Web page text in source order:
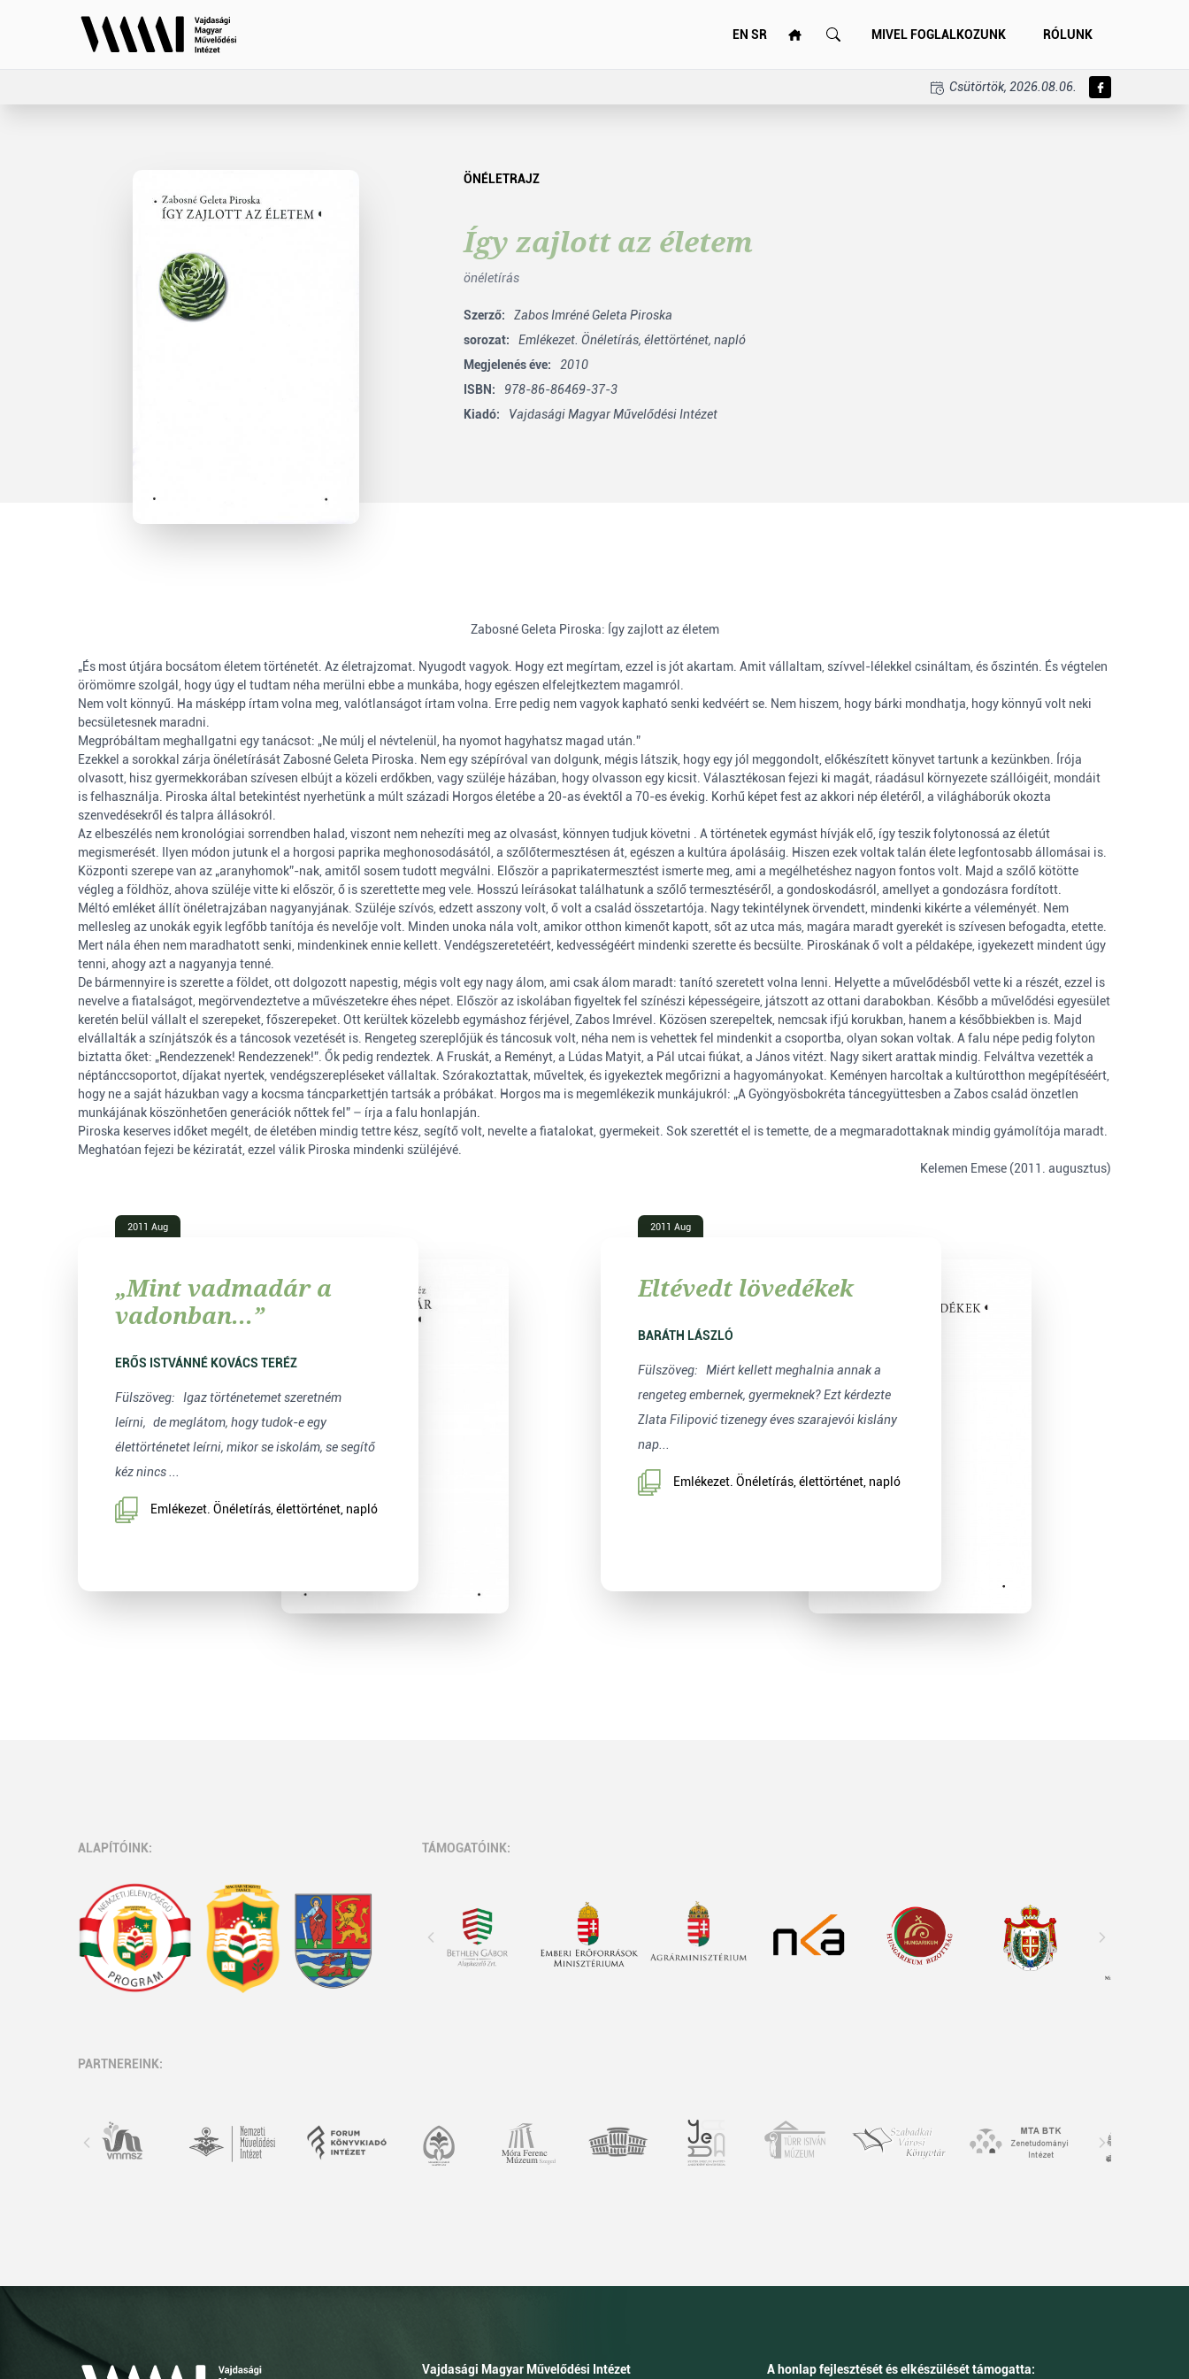
EN SR MIVEL FOGLALKOZUNK RÓLUNK
Csütörtök, 2026.08.06.
ÖNÉLETRAJZ
Így zajlott az életem
önéletírás
Szerző:
Zabos Imréné Geleta Piroska
sorozat:
Emlékezet. Önéletírás, élettörténet, napló
Megjelenés éve:
2010
ISBN:
978-86-86469-37-3
Kiadó:
Vajdasági Magyar Művelődési Intézet
Zabosné Geleta Piroska: Így zajlott az életem
„És most útjára bocsátom életem történetét. Az életrajzomat. Nyugodt vagyok. Hogy ezt megírtam, ezzel is jót akartam. Amit vállaltam, szívvel-lélekkel csináltam, és őszintén. És végtelen
örömömre szolgál, hogy úgy el tudtam néha merülni ebbe a munkába, hogy egészen elfelejtkeztem magamról.
Nem volt könnyű. Ha másképp írtam volna meg, valótlanságot írtam volna. Erre pedig nem vagyok kapható senki kedvéért se. Nem hiszem, hogy bárki mondhatja, hogy könnyű volt neki
becsületesnek maradni.
Megpróbáltam meghallgatni egy tanácsot: „Ne múlj el névtelenül, ha nyomot hagyhatsz magad után.”
Ezekkel a sorokkal zárja önéletírását Zabosné Geleta Piroska. Nem egy szépíróval van dolgunk, mégis látszik, hogy egy jól meggondolt, előkészített könyvet tartunk a kezünkben. Írója
olvasott, hisz gyermekkorában szívesen elbújt a közeli erdőkben, vagy szüléje házában, hogy olvasson egy kicsit. Választékosan fejezi ki magát, ráadásul környezete szállóigéit, mondáit
is felhasználja. Piroska által betekintést nyerhetünk a múlt századi Horgos életébe a 20-as évektől a 70-es évekig. Korhű képet fest az akkori nép életéről, a világháborúk okozta
szenvedésekről és talpra állásokról.
Az elbeszélés nem kronológiai sorrendben halad, viszont nem nehezíti meg az olvasást, könnyen tudjuk követni . A történetek egymást hívják elő, így teszik folytonossá az életút
megismerését. Ilyen módon jutunk el a horgosi paprika meghonosodásától, a szőlőtermesztésen át, egészen a kultúra ápolásáig. Hiszen ezek voltak talán élete legfontosabb állomásai is.
Központi szerepe van az „aranyhomok”-nak, amitől sosem tudott megválni. Először a paprikatermesztést ismerte meg, ami a megélhetéshez nagyon fontos volt. Majd a szőlő kötötte
végleg a földhöz, ahova szüléje vitte ki először, ő is szerettette meg vele. Hosszú leírásokat találhatunk a szőlő termesztéséről, a gondoskodásról, amellyet a gondozásra fordított.
Méltó emléket állít önéletrajzában nagyanyjának. Szüléje szívós, edzett asszony volt, ő volt a család összetartója. Nagy tekintélynek örvendett, mindenki kikérte a véleményét. Nem
mellesleg az unokák egyik legfőbb tanítója és nevelője volt. Minden unoka nála volt, amikor otthon kimenőt kapott, sőt az utca más, magára maradt gyerekét is szívesen befogadta, etette.
Mert nála éhen nem maradhatott senki, mindenkinek ennie kellett. Vendégszeretetéért, kedvességéért mindenki szerette és becsülte. Piroskának ő volt a példaképe, igyekezett mindent úgy
tenni, ahogy azt a nagyanyja tenné.
De bármennyire is szerette a földet, ott dolgozott napestig, mégis volt egy nagy álom, ami csak álom maradt: tanító szeretett volna lenni. Helyette a művelődésből vette ki a részét, ezzel is
nevelve a fiatalságot, megörvendeztetve a művészetekre éhes népet. Először az iskolában figyeltek fel színészi képességeire, játszott az ottani darabokban. Később a művelődési egyesület
keretén belül vállalt el szerepeket, főszerepeket. Ott kerültek közelebb egymáshoz férjével, Zabos Imrével. Közösen szerepeltek, nemcsak ifjú korukban, hanem a későbbiekben is. Majd
elvállalták a színjátszók és a táncosok vezetését is. Rengeteg szereplőjük és táncosuk volt, néha nem is vehettek fel mindenkit a csoportba, olyan sokan voltak. A falu népe pedig folyton
biztatta őket: „Rendezzenek! Rendezzenek!”. Ők pedig rendeztek. A Fruskát, a Reményt, a Lúdas Matyit, a Pál utcai fiúkat, a János vitézt. Nagy sikert arattak mindig. Felváltva vezették a
néptánccsoportot, díjakat nyertek, vendégszerepléseket vállaltak. Szórakoztattak, műveltek, és igyekeztek megőrizni a hagyományokat. Keményen harcoltak a kultúrotthon megépítéséért,
hogy ne a saját házukban vagy a kocsma táncparkettjén tartsák a próbákat. Horgos ma is megemlékezik munkájukról: „A Gyöngyösbokréta táncegyüttesben a Zabos család önzetlen
munkájának köszönhetően generációk nőttek fel” – írja a falu honlapján.
Piroska keserves időket megélt, de életében mindig tettre kész, segítő volt, nevelte a fiatalokat, gyermekeit. Sok szerettét el is temette, de a megmaradottaknak mindig gyámolítója maradt.
Meghatóan fejezi be kéziratát, ezzel válik Piroska mindenki szüléjévé.
Kelemen Emese (2011. augusztus)
2011 Aug
„Mint vadmadár a
vadonban...”
ERŐS ISTVÁNNÉ KOVÁCS TERÉZ
Fülszöveg: Igaz történetemet szeretném
leírni, de meglátom, hogy tudok-e egy
élettörténetet leírni, mikor se iskolám, se segítő
kéz nincs ...
Emlékezet. Önéletírás, élettörténet, napló
2011 Aug
Eltévedt lövedékek
BARÁTH LÁSZLÓ
Fülszöveg: Miért kellett meghalnia annak a
rengeteg embernek, gyermeknek? Ezt kérdezte
Zlata Filipović tizenegy éves szarajevói kislány
nap...
Emlékezet. Önéletírás, élettörténet, napló
ALAPÍTÓINK: TÁMOGATÓINK:
PARTNEREINK:
Vajdasági Magyar Művelődési Intézet A honlap fejlesztését és elkészülését támogatta: